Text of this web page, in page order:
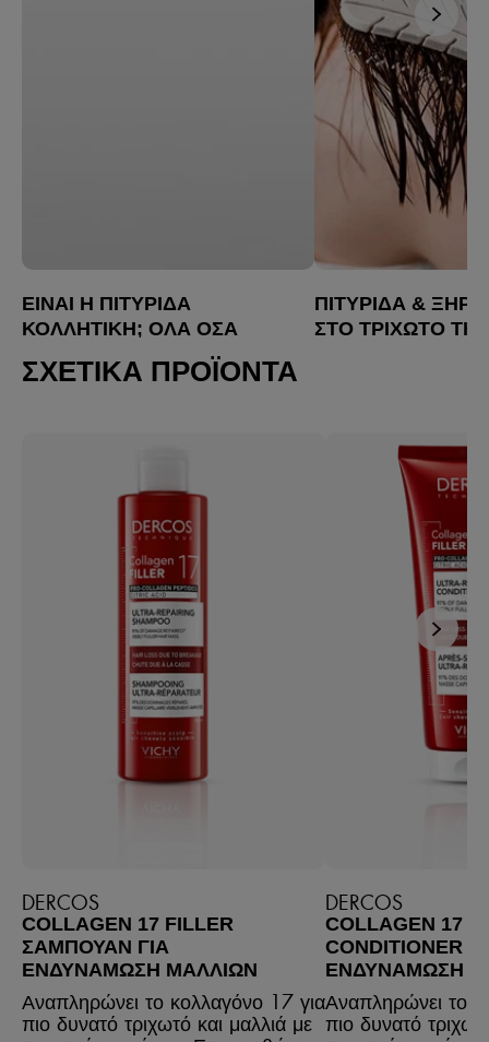
ΕΊΝΑΙ Η ΠΙΤΥΡΊΔΑ
ΚΟΛΛΗΤΙΚΉ; ΌΛΑ ΌΣΑ
ΠΙΤΥΡΊΔΑ &
ΣΤΟ ΤΡΙΧΩΤΌ ΤΗΣ
ΣΧΕΤΙΚΆ ΠΡΟΪΌΝΤΑ
DERCOS
COLLAGEN 17 FILLER
ΣΑΜΠΟΥΆΝ ΓΙΑ
ΕΝΔΥΝΆΜΩΣΗ ΜΑΛΛΙΏΝ
Αναπληρώνει το κολλαγόνο 17 για
πιο δυνατό τριχωτό και μαλλιά με
DERCOS
COLLAGEN 17
CONDITIONER
ΕΝΔΥΝΆΜΩΣΗ
Αναπληρώνει το
πιο δυνατό